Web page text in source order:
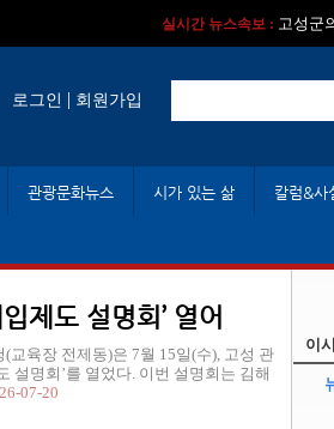
실시간 뉴스속보 : 고성군
로그인 | 회원가입
관광문화뉴스 시가 있는 삶 칼럼&사
제도 설명회’ 열어
교육장 전제동)은 7월 15일(수), 고성 관
설명회’를 열었다. 이번 설명회는 김해
07-20
이